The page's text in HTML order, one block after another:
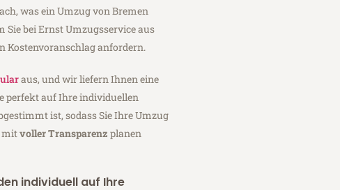
was ein Umzug von Bremen
Sie bei Ernst Umzugsservice aus
Kostenvoranschlag anfordern.
aus, und wir liefern Ihnen eine
perfekt auf Ihre individuellen
ist, sodass Sie Ihre Umzug
mitvoller Transparenz planen
individuell auf Ihre